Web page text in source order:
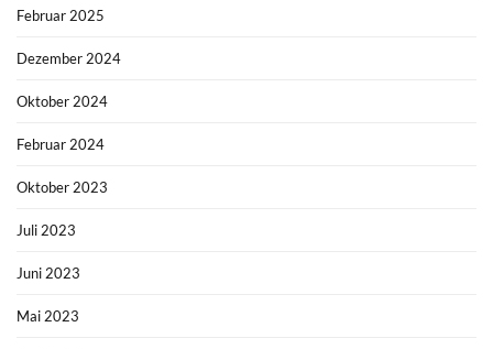
Februar 2025
Dezember 2024
Oktober 2024
Februar 2024
Oktober 2023
Juli 2023
Juni 2023
Mai 2023